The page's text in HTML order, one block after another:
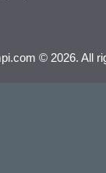
© 2026. All